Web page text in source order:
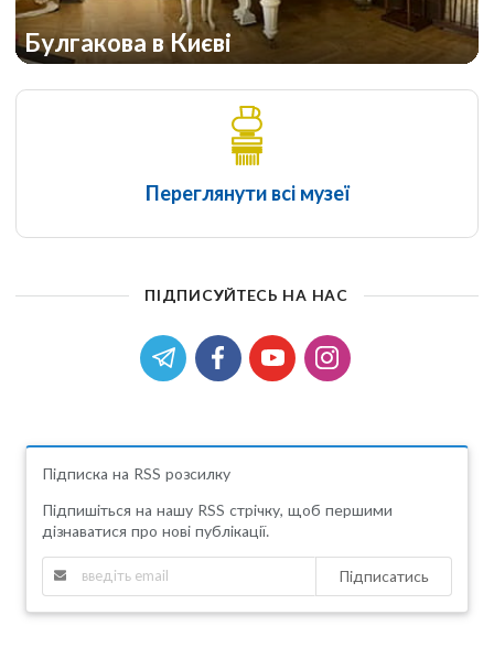
Булгакова в Києві
Переглянути всі музеї
ПІДПИСУЙТЕСЬ НА НАС
Підписка на RSS розсилку
Підпишіться на нашу RSS стрічку, щоб першими
дізнаватися про нові публікації.
Підписатись